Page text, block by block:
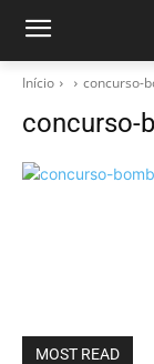
Início concurso-
concurso-
MOST READ